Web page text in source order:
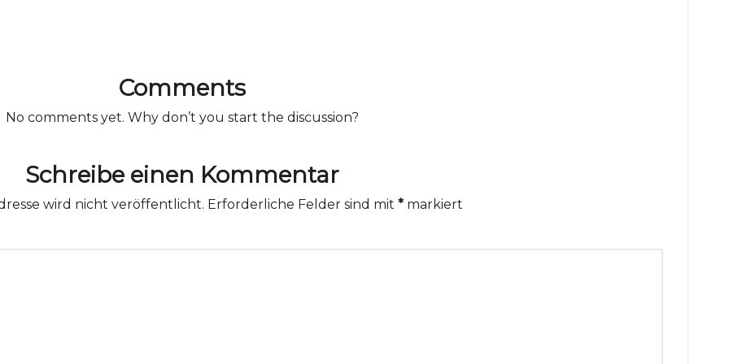
Comments
No comments yet. Why don’t you start the discussion?
Schreibe einen Kommentar
wird nicht veröffentlicht. Erforderliche Felder sind mit *markiert